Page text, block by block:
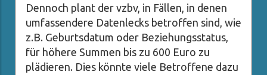
Dennoch plant der vzbv, in Fällen, in denen
umfassendere Datenlecks betroffen sind, wie
z.B. Geburtsdatum oder Beziehungsstatus,
für höhere Summen bis zu 600 Euro zu
plädieren. Dies könnte viele Betroffene dazu